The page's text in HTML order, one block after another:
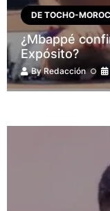
DE TOCHO-
¿Mbappé
Expósito?
ByRedacción